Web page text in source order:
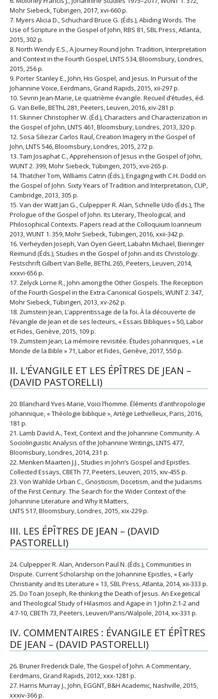
Mohr Siebeck, Tübingen, 2017, xvi-660 p.
7. Myers Alicia D., Schuchard Bruce G. (Éds.), Abiding Words. The
Use of Scripture in the Gospel of John, RBS 81, SBL Press, Atlanta,
2015, 302 p.
8. North Wendy E.S., A Journey Round John. Tradition, Interpretation
and Context in the Fourth Gospel, LNTS 534, Bloomsbury, Londres,
2015, 256 p.
9. Porter Stanley E., John, His Gospel, and Jesus. In Pursuit of the
Johannine Voice, Eerdmans, Grand Rapids, 2015, xii-297 p.
10. Sevrin Jean-Marie, Le quatrième évangile. Recueil d’études, éd.
G. Van Belle, BEThL 281, Peeters, Leuven, 2016, xiv-281 p.
11. Skinner Christopher W. (Éd.), Characters and Characterization in
the Gospel of John, LNTS 461, Bloomsbury, Londres, 2013, 320 p.
12. Sosa Siliezar Carlos Raul, Creation Imagery in the Gospel of
John, LNTS 546, Bloomsbury, Londres, 2015, 272 p.
13. Tam Josaphat C., Apprehension of Jesus in the Gospel of John,
WUNT 2. 399, Mohr Siebeck, Tübingen, 2015, xvii-265 p.
14. Thatcher Tom, Williams Catrin (Éds.), Engaging with C.H. Dodd on
the Gospel of John. Sixty Years of Tradition and Interpretation, CUP,
Cambridge, 2013, 305 p.
15. Van der Watt Jan G., Culpepper R. Alan, Schnelle Udo (Éds.), The
Prologue of the Gospel of John. Its Literary, Theological, and
Philosophical Contexts. Papers read at the Colloquium Ioanneum
2013, WUNT 1. 359, Mohr Siebeck, Tübingen, 2016, xxii-342 p.
16. Verheyden Joseph, Van Oyen Geert, Labahn Michael, Bieringer
Reimund (Éds.), Studies in the Gospel of John and its Christology.
Festschrift Gilbert Van Belle, BEThL 265, Peeters, Leuven, 2014,
xxxvi-656 p.
17. Zelyck Lorne R., John among the Other Gospels. The Reception
of the Fourth Gospel in the Extra-Canonical Gospels, WUNT 2. 347,
Mohr Siebeck, Tübingen, 2013, xv-262 p.
18. Zumstein Jean, L’apprentissage de la foi. À la découverte de
l’évangile de Jean et de ses lecteurs, « Essais Bibliques » 50, Labor
et Fides, Genève, 2015, 109 p.
19. Zumstein Jean, La mémoire revisitée. Études johanniques, « Le
Monde de la Bible » 71, Labor et Fides, Genève, 2017, 550 p.
II. L’ÉVANGILE ET LES ÉPÎTRES DE JEAN –
(DAVID PASTORELLI)
20. Blanchard Yves-Marie, Voici l’homme. Éléments d’anthropologie
johannique, « Théologie biblique », Artège Lethielleux, Paris, 2016,
181 p.
21. Lamb David A., Text, Context and the Johannine Community. A
Sociolinguistic Analysis of the Johannine Writings, LNTS 477,
Bloomsbury, Londres, 2014, 231 p.
22. Menken Maarten J.J., Studies in John’s Gospel and Epistles.
Collected Essays, CBETh 77, Peeters, Leuven, 2015, xiv-455 p.
23. Von Wahlde Urban C., Gnosticism, Docetism, and the Judaisms
of the First Century. The Search for the Wider Context of the
Johannine Literature and Why It Matters,
LNTS 517, Bloomsbury, Londres, 2015, xix-229 p.
III. LES ÉPÎTRES DE JEAN – (DAVID
PASTORELLI)
24. Culpepper R. Alan, Anderson Paul N. (Éds.), Communities in
Dispute. Current Scholarship on the Johannine Epistles, « Early
Christianity and Its Literature » 13, SBL Press, Atlanta, 2014, xii-333 p.
25. Do Toan Joseph, Re-thinking the Death of Jesus. An Exegetical
and Theological Study of Hilasmos and Agape in 1 John 2:1-2 and
4:7-10, CBETh 73, Peeters, Leuven/Paris/Walpole, 2014, xx-331 p.
IV. COMMENTAIRES : ÉVANGILE ET ÉPÎTRES
DE JEAN – (DAVID PASTORELLI)
26. Bruner Frederick Dale, The Gospel of John. A Commentary,
Eerdmans, Grand Rapids, 2012, xxx-1281 p.
27. Harris Murray J., John, EGGNT, B&H Academic, Nashville, 2015,
xxxiv-366 p.